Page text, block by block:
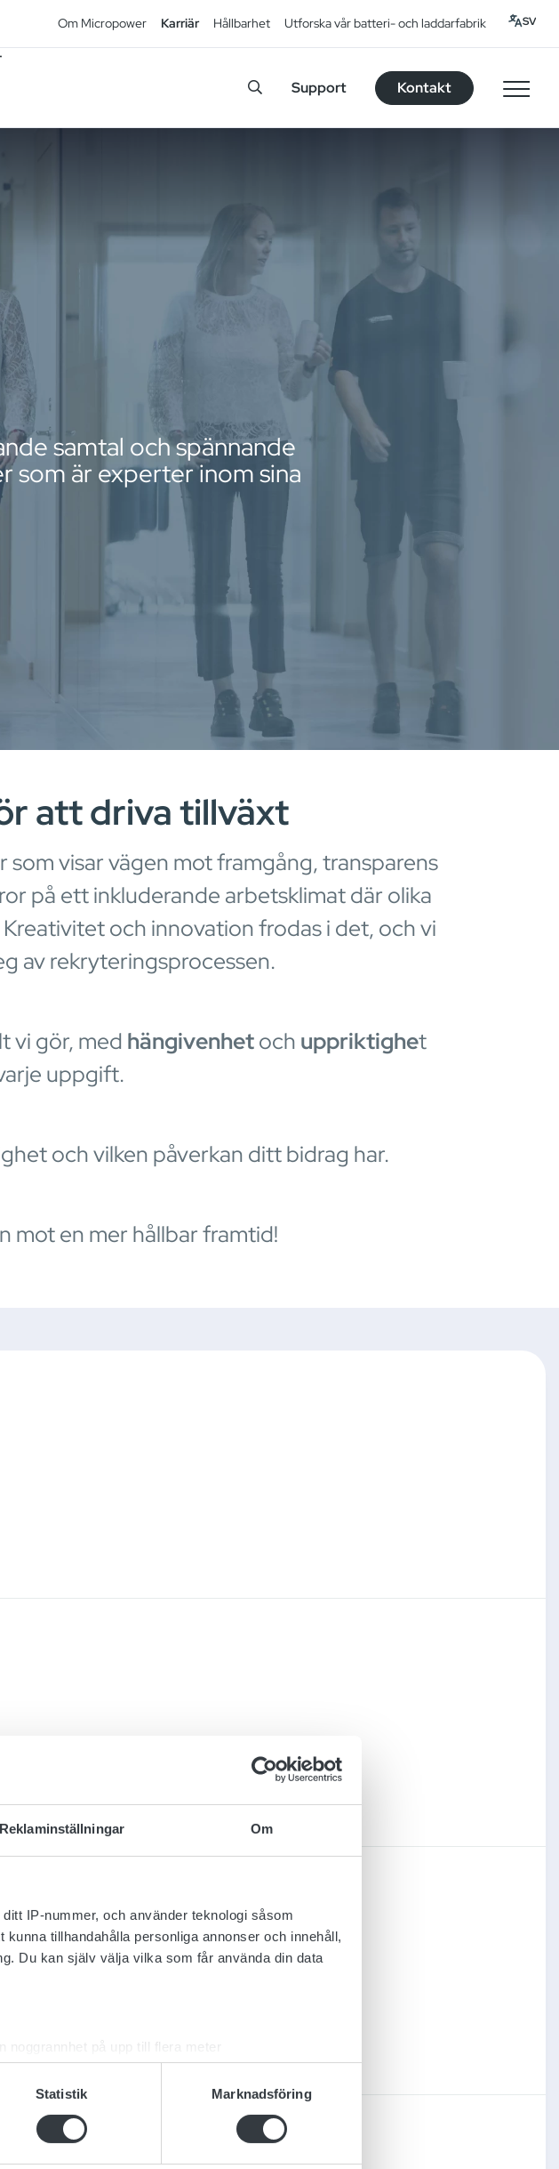
Reklaminställningar Om
IP-nummer, och använder teknologi såsom
tillhandahålla personliga annonser och innehåll,
Du kan själv välja vilka som får använda din data
kännetecken (fingeravtryck)
dina preferenser i
detaljsektionen. Du kan ändra
Statistik Marknadsföring
Om Micropower Karriär Hållbarhet Utforska vår batteri- och laddarfabrik SV
Support
Kontakt
samtal och spännande
som är experter inom sina
att driva tillväxt
visar vägen mot framgång, transparens
på ett inkluderande arbetsklimat där olika
och innovation frodas i det, och vi
av rekryteringsprocessen.
vi gör, med hängivenhetoch uppriktighet
uppgift.
och vilken påverkan ditt bidrag har.
mot en mer hållbar framtid!